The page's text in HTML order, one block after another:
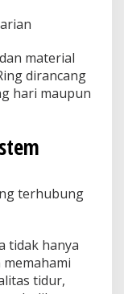
material
dirancang
hari maupun
terhubung
tidak hanya
tidur,